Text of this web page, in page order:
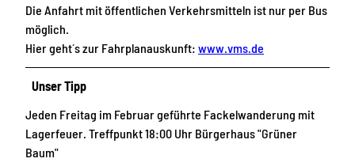
Die Anfahrt mit öffentlichen Verkehrsmitteln ist nur per Bus
möglich.
Hier geht´s zur Fahrplanauskunft: www.vms.de
Unser Tipp
Jeden Freitag im Februar geführte Fackelwanderung mit
Lagerfeuer. Treffpunkt 18:00 Uhr Bürgerhaus "Grüner
Baum"